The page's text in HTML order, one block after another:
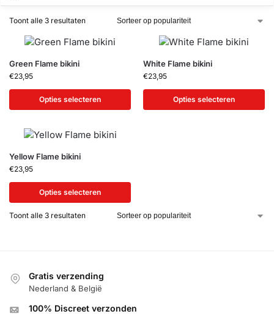
Toont alle 3 resultaten
Green Flame bikini
€23,95
Opties selecteren
White Flame bikini
€23,95
Opties selecteren
Yellow Flame bikini
€23,95
Opties selecteren
Toont alle 3 resultaten
Gratis verzending
Nederland & België
100% Discreet verzonden